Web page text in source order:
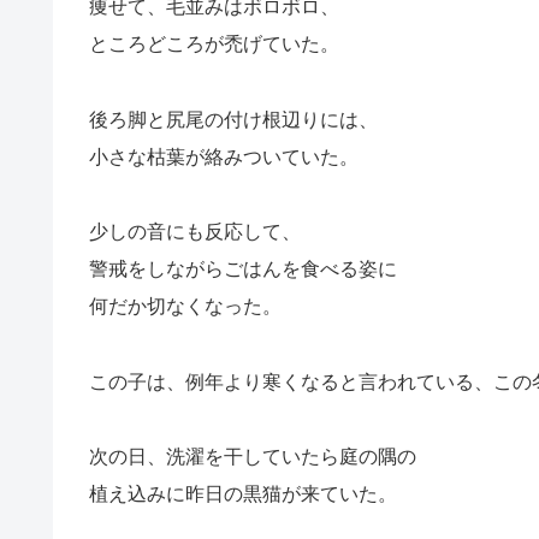
痩せて、毛並みはボロボロ、
ところどころが禿げていた。
後ろ脚と尻尾の付け根辺りには、
小さな枯葉が絡みついていた。
少しの音にも反応して、
警戒をしながらごはんを食べる姿に
何だか切なくなった。
この子は、例年より寒くなると言われている、こ
次の日、洗濯を干していたら庭の隅の
植え込みに昨日の黒猫が来ていた。